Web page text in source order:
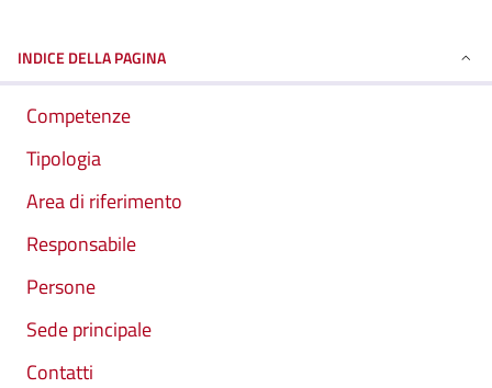
INDICE DELLA PAGINA
Competenze
Tipologia
Area di riferimento
Responsabile
Persone
Sede principale
Contatti